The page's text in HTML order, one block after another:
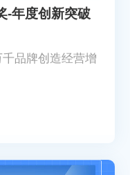
-年度创新突破
品牌创造经营增